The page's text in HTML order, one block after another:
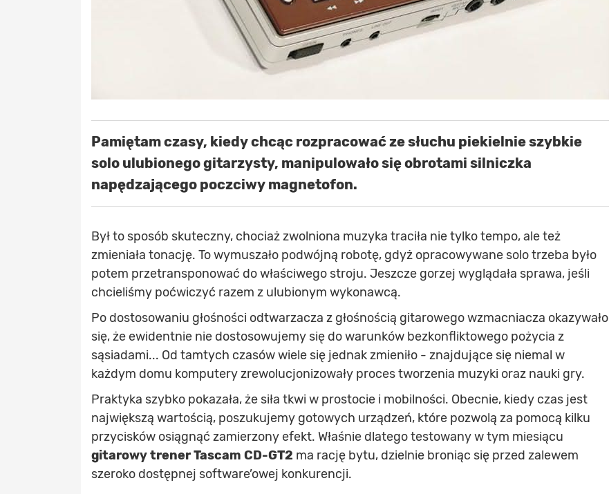
Pamiętam czasy, kiedy chcąc rozpracować ze słuchu piekielnie szybkie
solo ulubionego gitarzysty, manipulowało się obrotami silniczka
napędzającego poczciwy magnetofon.
Był to sposób skuteczny, chociaż zwolniona muzyka traciła nie tylko tempo, ale też
zmieniała tonację. To wymuszało podwójną robotę, gdyż opracowywane solo trzeba było
potem przetransponować do właściwego stroju. Jeszcze gorzej wyglądała sprawa, jeśli
chcieliśmy poćwiczyć razem z ulubionym wykonawcą.
Po dostosowaniu głośności odtwarzacza z głośnością gitarowego wzmacniacza okazywało
się, że ewidentnie nie dostosowujemy się do warunków bezkonfliktowego pożycia z
sąsiadami... Od tamtych czasów wiele się jednak zmieniło - znajdujące się niemal w
każdym domu komputery zrewolucjonizowały proces tworzenia muzyki oraz nauki gry.
Praktyka szybko pokazała, że siła tkwi w prostocie i mobilności. Obecnie, kiedy czas jest
największą wartością, poszukujemy gotowych urządzeń, które pozwolą za pomocą kilku
przycisków osiągnąć zamierzony efekt. Właśnie dlatego testowany w tym miesiącu
gitarowy trenerTascam CD-GT2 ma rację bytu, dzielnie broniąc się przed zalewem
szeroko dostępnej software’owej konkurencji.